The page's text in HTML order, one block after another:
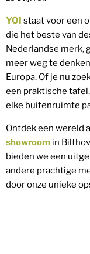
YOI staat voor een
die het beste van
Nederlandse merk,
meer weg te
Europa. Of je nu
een praktische
elke buitenruimte
Ontdek een wereld
showroom in
bieden we een
andere prachtige
door onze unieke